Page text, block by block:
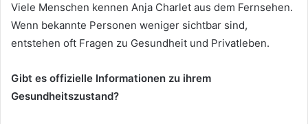
Viele Menschen kennen Anja Charlet aus dem Fernsehen.
Wenn bekannte Personen weniger sichtbar sind,
entstehen oft Fragen zu Gesundheit und Privatleben.
Gibt es offizielle Informationen zu ihrem
Gesundheitszustand?